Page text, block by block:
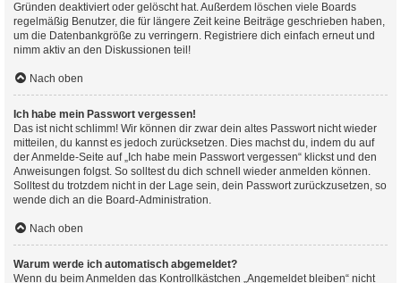
Gründen deaktiviert oder gelöscht hat. Außerdem löschen viele Boards
regelmäßig Benutzer, die für längere Zeit keine Beiträge geschrieben haben,
um die Datenbankgröße zu verringern. Registriere dich einfach erneut und
nimm aktiv an den Diskussionen teil!
Nach oben
Ich habe mein Passwort vergessen!
Das ist nicht schlimm! Wir können dir zwar dein altes Passwort nicht wieder
mitteilen, du kannst es jedoch zurücksetzen. Dies machst du, indem du auf
der Anmelde-Seite auf „Ich habe mein Passwort vergessen“ klickst und den
Anweisungen folgst. So solltest du dich schnell wieder anmelden können.
Solltest du trotzdem nicht in der Lage sein, dein Passwort zurückzusetzen, so
wende dich an die Board-Administration.
Nach oben
Warum werde ich automatisch abgemeldet?
Wenn du beim Anmelden das Kontrollkästchen „Angemeldet bleiben“ nicht